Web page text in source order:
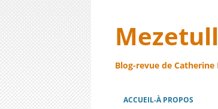
Blog-revue de
ACCUEIL-À PROPOS